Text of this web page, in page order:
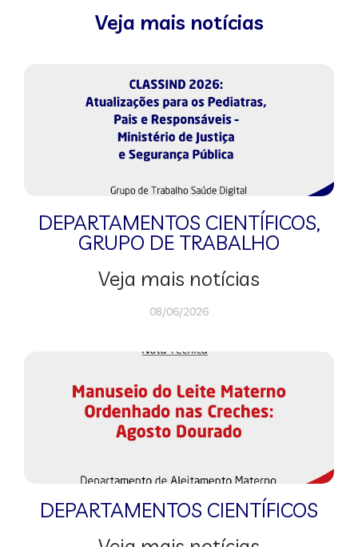
Veja mais notícias
DEPARTAMENTOS CIENTÍFICOS,
GRUPO DE TRABALHO
Veja mais notícias
08/06/2026
DEPARTAMENTOS CIENTÍFICOS